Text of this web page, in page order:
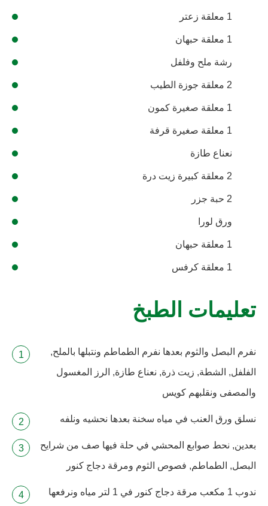
1 معلقة زعتر
1 معلقة حبهان
رشة ملح وفلفل
2 معلقة جوزة الطيب
1 معلقة صغيرة كمون
1 معلقة صغيرة قرفة
نعناع طازة
2 معلقة كبيرة زيت درة
2 حبة جزر
ورق لورا
1 معلقة حبهان
1 معلقة كرفس
تعليمات الطبخ
نفرم البصل والثوم بعدها نفرم الطماطم ونتبلها بالملح,
الفلفل, الشطة, زيت ذرة, نعناع طازة, الرز المغسول
والمصفى ونقلبهم كويس
نسلق ورق العنب في مياه سخنة بعدها نحشيه ونلفه
بعدين, نحط صوابع المحشي في حلة فيها صف من شرايح
البصل, الطماطم, فصوص الثوم ومرقة دجاج كنور
ندوب 1 مكعب مرقة دجاج كنور في 1 لتر مياه ونرفعها